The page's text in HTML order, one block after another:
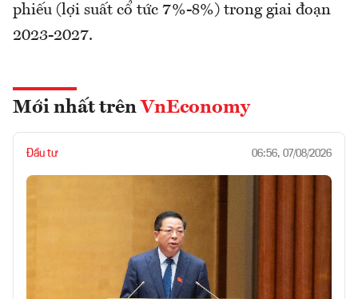
phiếu (lợi suất cổ tức 7%-8%) trong giai đoạn
2023-2027.
Mới nhất trên VnEconomy
Đầu tư 06:56, 07/08/2026